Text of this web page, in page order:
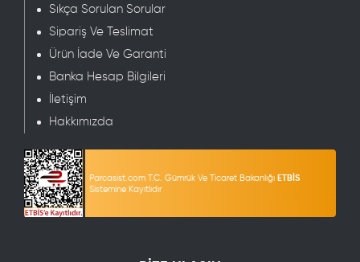
Sıkça Sorulan Sorular
Sipariş Ve Teslimat
Ürün İade Ve Garanti
Banka Hesap Bilgileri
İletişim
Hakkımızda
Parcasist.com T.C. Gümrük Ve Ticaret Bakanlığı ETBİS
Sistemine Kayıtlıdır